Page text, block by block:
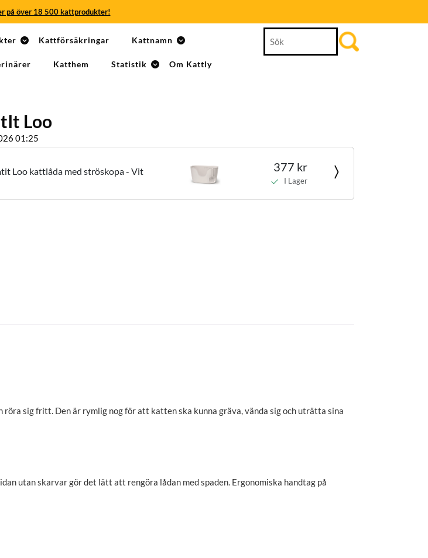
på över 18 500 kattprodukter!
på över 18 500 kattprodukter!
på över 18 500 kattprodukter!
Kattförsäkringar Kattnamn
Katthem Statistik Om Kattly
for:
Loo
01:25
Loo kattlåda med ströskopa - Vit 377 kr
I Lager
sig fritt. Den är rymlig nog för att katten ska kunna gräva, vända sig och uträtta sina
utan skarvar gör det lätt att rengöra lådan med spaden. Ergonomiska handtag på